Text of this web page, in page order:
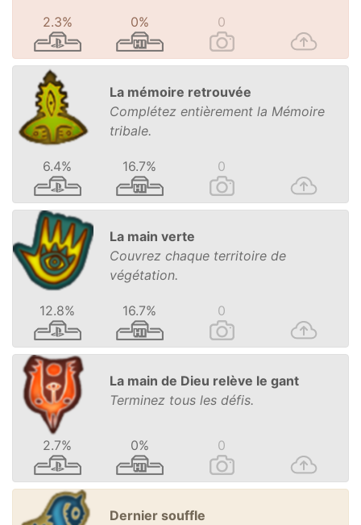
2.3% 0% 0
La mémoire retrouvée
Complétez entièrement la Mémoire
tribale.
6.4% 16.7% 0
La main verte
Couvrez chaque territoire de
végétation.
12.8% 16.7% 0
La main de Dieu relève le gant
Terminez tous les défis.
2.7% 0% 0
Dernier souffle